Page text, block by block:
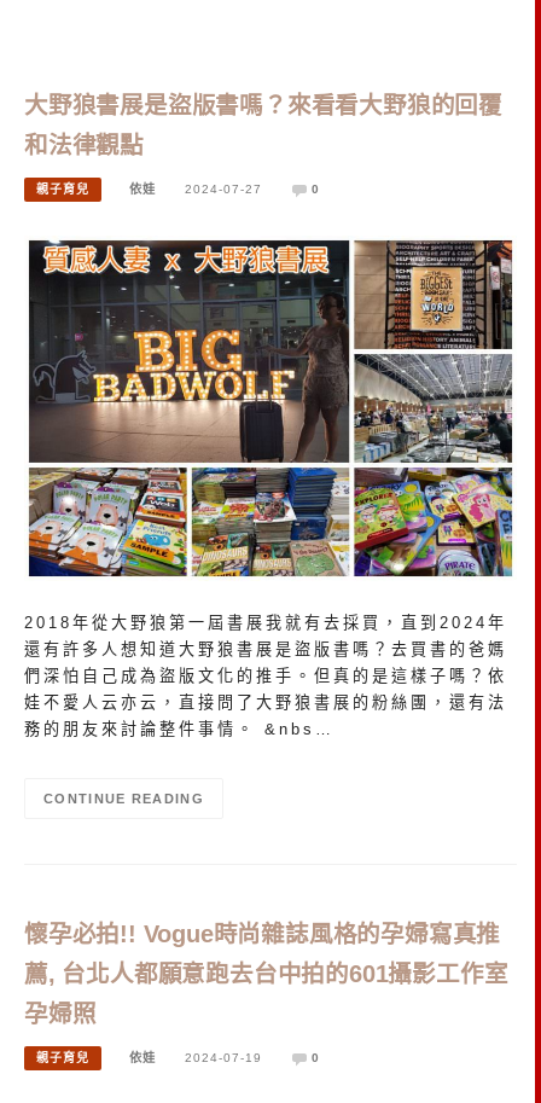
大野狼書展是盜版書嗎？來看看大野狼的回覆
和法律觀點
親子育兒 依娃 2024-07-27 0
2018年從大野狼第一屆書展我就有去採買，直到2024年
還有許多人想知道大野狼書展是盜版書嗎？去買書的爸媽
們深怕自己成為盜版文化的推手。但真的是這樣子嗎？依
娃不愛人云亦云，直接問了大野狼書展的粉絲團，還有法
務的朋友來討論整件事情。 &nbs…
CONTINUE READING
懷孕必拍!! Vogue時尚雜誌風格的孕婦寫真推
薦, 台北人都願意跑去台中拍的601攝影工作室
孕婦照
親子育兒 依娃 2024-07-19 0